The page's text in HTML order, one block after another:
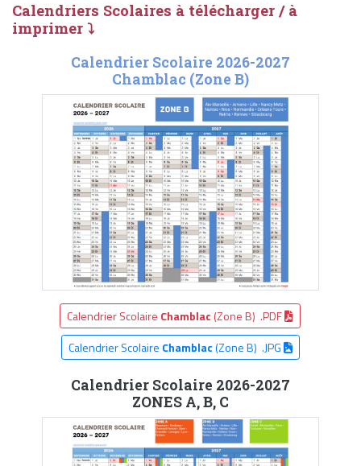
Calendriers Scolaires à télécharger / à
imprimer ⤵
Calendrier Scolaire 2026-2027
Chamblac (Zone B)
Calendrier Scolaire Chamblac (Zone B) .PDF
Calendrier Scolaire Chamblac(Zone B) .JPG
Calendrier Scolaire 2026-2027
ZONES A, B, C